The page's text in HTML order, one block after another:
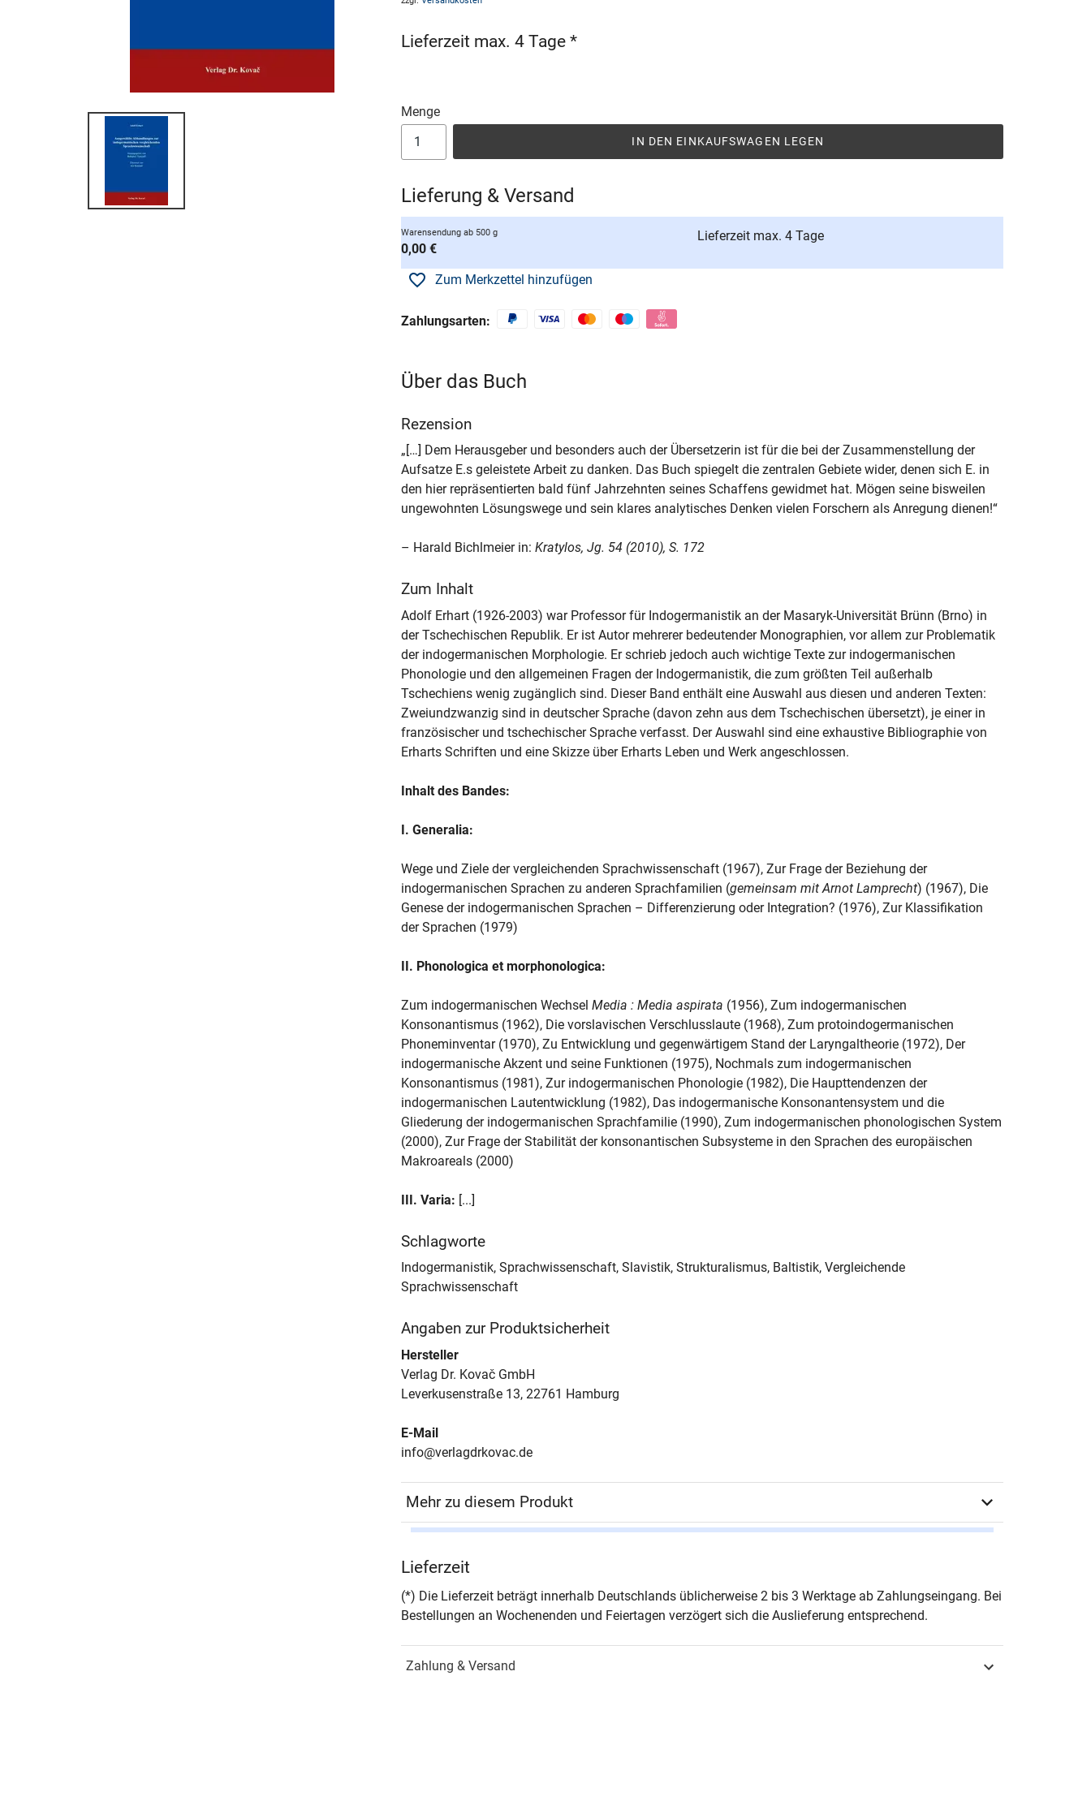
Lieferzeit max. 4 Tage *
Menge
IN DEN EINKAUFSWAGEN LEGEN
Lieferung & Versand
Warensendung ab 500 g
0,00 €
Lieferzeit max. 4 Tage
Zum Merkzettel hinzufügen
Zahlungsarten:
Über das Buch
Rezension
„[…] Dem Herausgeber und besonders auch der Übersetzerin ist für die bei der Zusammenstellung der
Aufsatze E.s geleistete Arbeit zu danken. Das Buch spiegelt die zentralen Gebiete wider, denen sich E. in
den hier repräsentierten bald fünf Jahrzehnten seines Schaffens gewidmet hat. Mögen seine bisweilen
ungewohnten Lösungswege und sein klares analytisches Denken vielen Forschern als Anregung dienen!“
– Harald Bichlmeier in: Kratylos, Jg. 54 (2010), S. 172
Zum Inhalt
Adolf Erhart (1926-2003) war Professor für Indogermanistik an der Masaryk-Universität Brünn (Brno) in
der Tschechischen Republik. Er ist Autor mehrerer bedeutender Monographien, vor allem zur Problematik
der indogermanischen Morphologie. Er schrieb jedoch auch wichtige Texte zur indogermanischen
Phonologie und den allgemeinen Fragen der Indogermanistik, die zum größten Teil außerhalb
Tschechiens wenig zugänglich sind. Dieser Band enthält eine Auswahl aus diesen und anderen Texten:
Zweiundzwanzig sind in deutscher Sprache (davon zehn aus dem Tschechischen übersetzt), je einer in
französischer und tschechischer Sprache verfasst. Der Auswahl sind eine exhaustive Bibliographie von
Erharts Schriften und eine Skizze über Erharts Leben und Werk angeschlossen.
Inhalt des Bandes:
I. Generalia:
Wege und Ziele der vergleichenden Sprachwissenschaft (1967), Zur Frage der Beziehung der
indogermanischen Sprachen zu anderen Sprachfamilien (gemeinsam mit Arnot Lamprecht) (1967), Die
Genese der indogermanischen Sprachen – Differenzierung oder Integration? (1976), Zur Klassifikation
der Sprachen (1979)
II. Phonologica et morphonologica:
Zum indogermanischen Wechsel Media : Media aspirata (1956), Zum indogermanischen
Konsonantismus (1962), Die vorslavischen Verschlusslaute (1968), Zum protoindogermanischen
Phoneminventar (1970), Zu Entwicklung und gegenwärtigem Stand der Laryngaltheorie (1972), Der
indogermanische Akzent und seine Funktionen (1975), Nochmals zum indogermanischen
Konsonantismus (1981), Zur indogermanischen Phonologie (1982), Die Haupttendenzen der
indogermanischen Lautentwicklung (1982), Das indogermanische Konsonantensystem und die
Gliederung der indogermanischen Sprachfamilie (1990), Zum indogermanischen phonologischen System
(2000), Zur Frage der Stabilität der konsonantischen Subsysteme in den Sprachen des europäischen
Makroareals (2000)
III. Varia: [...]
Schlagworte
Indogermanistik, Sprachwissenschaft, Slavistik, Strukturalismus, Baltistik, Vergleichende
Sprachwissenschaft
Angaben zur Produktsicherheit
Hersteller
Verlag Dr. Kovač GmbH
Leverkusenstraße 13, 22761 Hamburg
E-Mail
info@verlagdrkovac.de
Mehr zu diesem Produkt
Seiten
Hamburg 2006
ISBN
Lieferzeit
(*) Die Lieferzeit beträgt innerhalb Deutschlands üblicherweise 2 bis 3 Werktage ab Zahlungseingang. Bei
Bestellungen an Wochenenden und Feiertagen verzögert sich die Auslieferung entsprechend.
Zahlung & Versand